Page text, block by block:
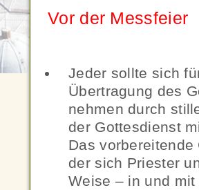
Vor der Messfeier
Jeder sollte sich
Übertragung des
nehmen durch
der Gottesdienst
Das
der sich Priester
Weise – in und